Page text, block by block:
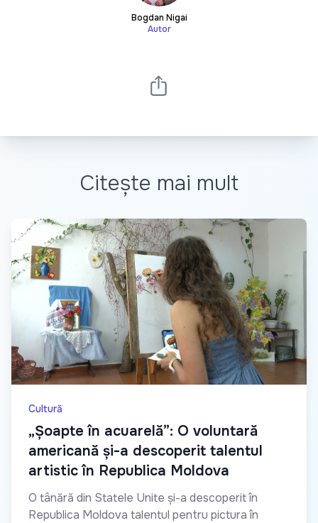
Bogdan Nigai
Autor
Citește mai mult
Cultură
„Șoapte în acuarelă”: O voluntară
americană și-a descoperit talentul
artistic în Republica Moldova
O tânără din Statele Unite și-a descoperit în
Republica Moldova talentul pentru pictura în